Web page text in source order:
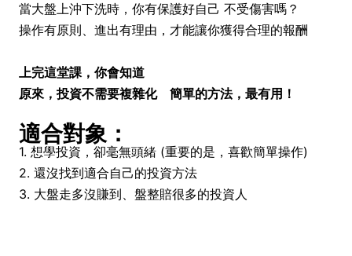
當大盤上沖下洗時，你有保護好自己 不受傷害嗎？
操作有原則、進出有理由，才能讓你獲得合理的報酬
上完這堂課，你會知道
原來，投資不需要複雜化 簡單的方法，最有用！
適合對象：
1. 想學投資，卻毫無頭緒 (重要的是，喜歡簡單操作)
2. 還沒找到適合自己的投資方法
3. 大盤走多沒賺到、盤整賠很多的投資人